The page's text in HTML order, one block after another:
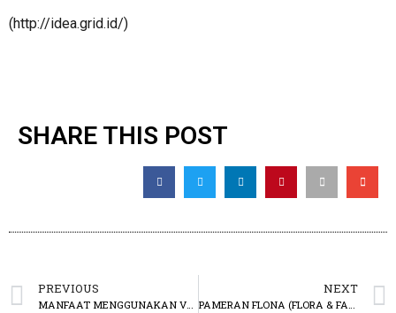
(http://idea.grid.id/)
SHARE THIS POST
PREVIOUS
MANFAAT MENGGUNAKAN VERTICAL GARDEN
NEXT
PAMERAN FLONA (FLORA & FAUNA) 2018, LAPANGAN BANTENG-JAKARTA PUSAT